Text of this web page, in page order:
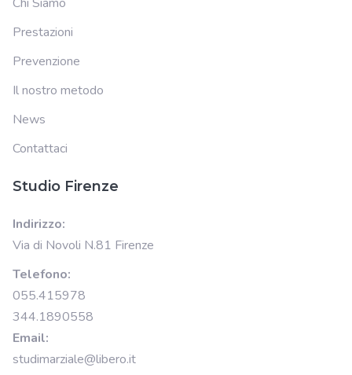
Prestazioni
Prevenzione
Il nostro metodo
News
Contattaci
Studio Firenze
Indirizzo:
Via di Novoli N.81 Firenze
Telefono:
055.415978
344.1890558
Email:
studimarziale@libero.it